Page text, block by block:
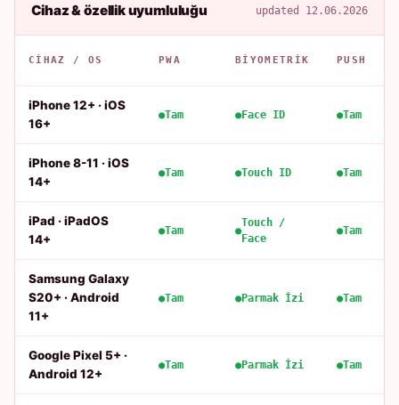
Cihaz & özellik uyumluluğu updated 12.06.2026
CIHAZ / OS PWA BIYOMETRIK PUSH
iPhone 12+ · iOS
16+
Tam Face ID Tam
iPhone 8-11 · iOS
14+
Tam Touch ID Tam
iPad · iPadOS
14+
Tam
Touch /
Face
Tam
Samsung Galaxy
S20+ · Android
11+
Tam Parmak İzi Tam
Google Pixel 5+ ·
Android 12+
Tam Parmak İzi Tam